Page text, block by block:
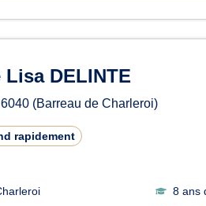
Lisa DELINTE
6040 (Barreau de Charleroi)
rapidement
8 ans